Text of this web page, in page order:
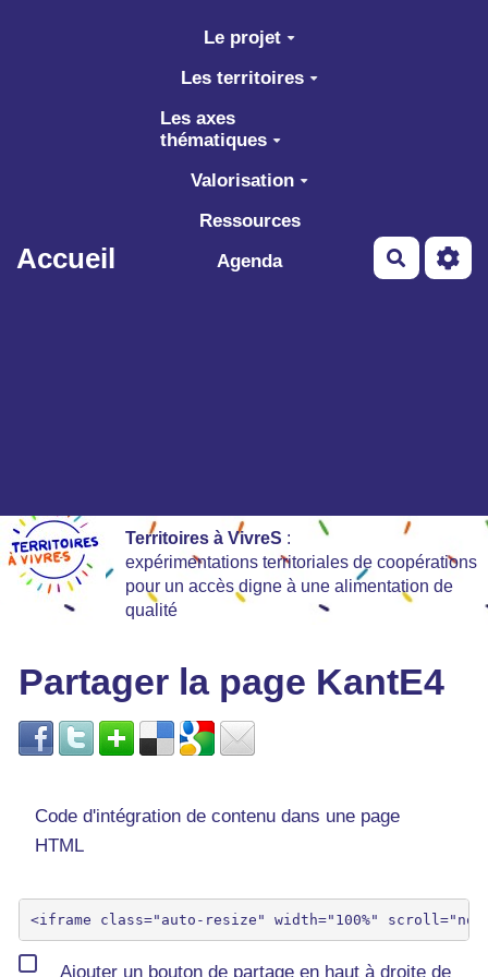
Aller au contenu principal
Accueil
Le projet
Les territoires
Les axes
thématiques
Valorisation
Ressources
Agenda
Territoires à VivreS :
expérimentations territoriales de coopérations
pour un accès digne à une alimentation de
qualité
Partager la page KantE4
Code d'intégration de contenu dans une page
HTML
Ajouter un bouton de partage en haut à droite de